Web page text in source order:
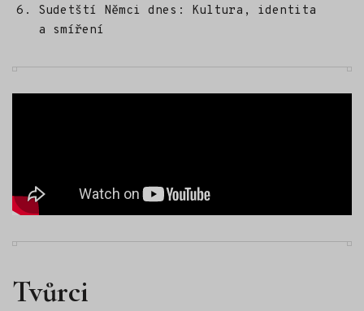
Sudetští Němci dnes: Kultura, identita
a smíření
Tvůrci